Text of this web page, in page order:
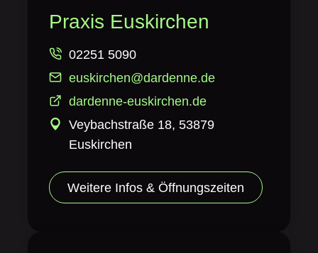
Praxis Euskirchen
02251 5090
euskirchen@dardenne.de
dardenne-euskirchen.de
Veybachstraße 18, 53879
Euskirchen
Weitere Infos & Öffnungszeiten